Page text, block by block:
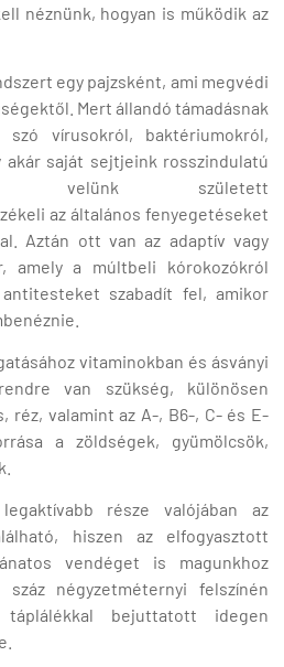
néznünk, hogyan is működik az
egy pajzsként, ami megvédi
Mert állandó támadásnak
vírusokról, baktériumokról,
akár saját sejtjeink rosszindulatú
velünk született
az általános fenyegetéseket
Aztán ott van az adaptív vagy
amely a múltbeli kórokozókról
szabadít fel, amikor
vitaminokban és ásványi
van szükség, különösen
réz, valamint az A-, B6-, C- és E-
a zöldségek, gyümölcsök,
része valójában az
hiszen az elfogyasztott
vendéget is magunkhoz
négyzetméternyi felszínén
bejuttatott idegen